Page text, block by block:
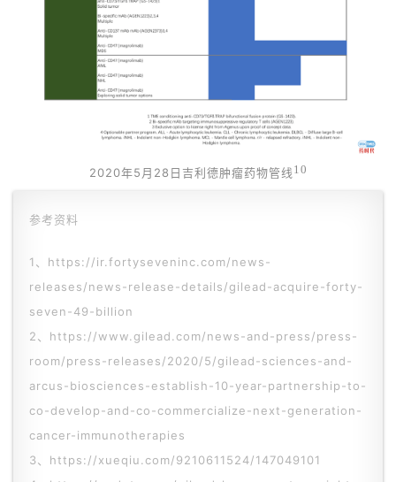
视
专
活
动
2020年5月28日吉利德肿瘤药物管线 10
参考资料
1、https://ir.fortyseveninc.com/news-
releases/news-release-details/gilead-acquire-forty-
seven-49-billion
2、https://www.gilead.com/news-and-press/press-
room/press-releases/2020/5/gilead-sciences-and-
arcus-biosciences-establish-10-year-partnership-to-
co-develop-and-co-commercialize-next-generation-
cancer-immunotherapies
3、https://xueqiu.com/9210611524/147049101